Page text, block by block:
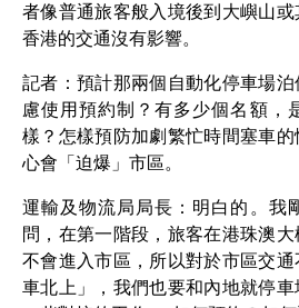
者像普通旅客般入境後到大嶼山
香港的交通沒有影響。
記者：預計那兩個自動化停車場
慮使用預約制？有多少個名額，
樣？怎樣預防加劇繁忙時間塞車
心會「迫爆」市區。
運輸及物流局局長：明白的。我
問，在第一階段，旅客在港珠澳
不會進入市區，所以對於市區交
車北上」，我們也要和內地就停